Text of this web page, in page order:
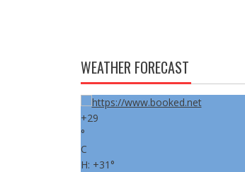
WEATHER FORECAST
+29
°
C
H: +31°